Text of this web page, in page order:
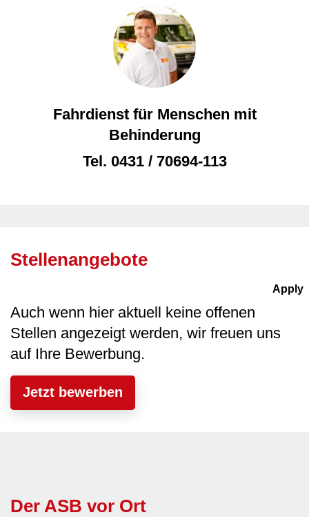
Fahrdienst für Menschen mit
Behinderung
Tel. 0431 / 70694-113
Stellenangebote
Auch wenn hier aktuell keine offenen
Stellen angezeigt werden, wir freuen uns
auf Ihre Bewerbung.
Jetzt bewerben
Der ASB vor Ort